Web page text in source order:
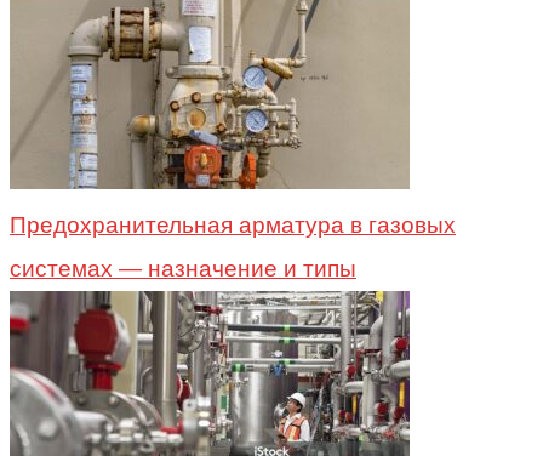
Предохранительная арматура в газовых
системах — назначение и типы